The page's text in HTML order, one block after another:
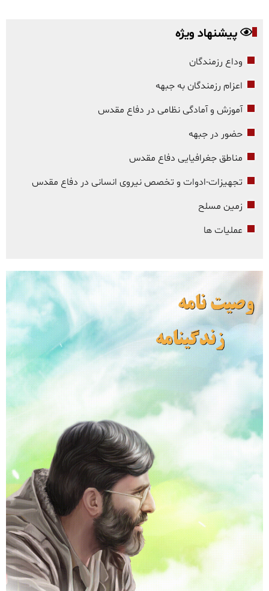
پیشنهاد ویژه
وداع رزمندگان
اعزام رزمندگان به جبهه
آموزش و آمادگی نظامی در دفاع مقدس
حضور در جبهه
مناطق جغرافیایی دفاع مقدس
تجهیزات-ادوات و تخصص نیروی انسانی در دفاع مقدس
زمین مسلح
عملیات ها